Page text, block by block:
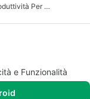
Migliori Estensioni Di Produttività Per Chrome
e Funzionalità